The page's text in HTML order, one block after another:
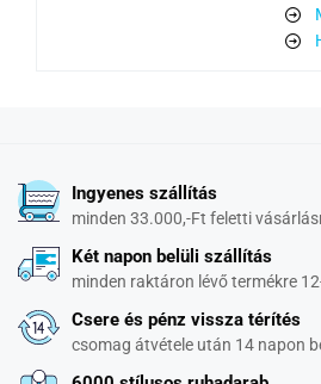
Ingyenes szállítás
minden 33.000,-Ft feletti
Két napon belüli szállítás
minden raktáron lévő termékre
Csere és pénz vissza térítés
csomag átvétele után 14 napon